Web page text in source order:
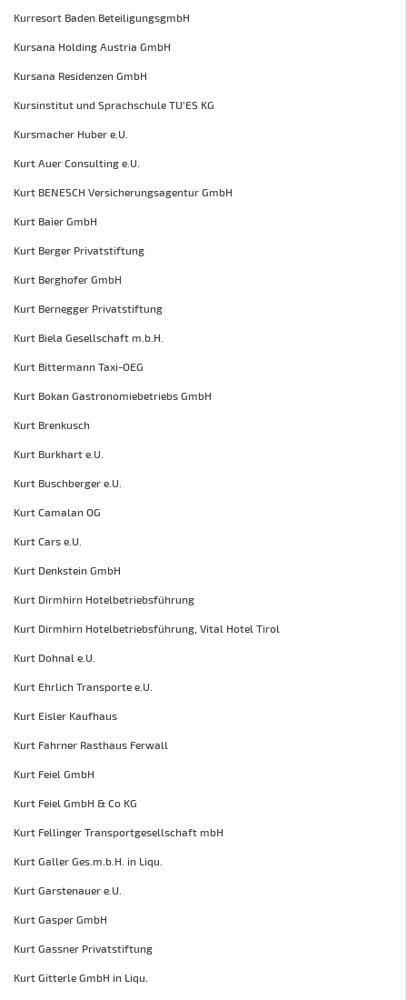
Kurresort Baden BeteiligungsgmbH
Kursana Holding Austria GmbH
Kursana Residenzen GmbH
Kursinstitut und Sprachschule TU'ES KG
Kursmacher Huber e.U.
Kurt Auer Consulting e.U.
Kurt BENESCH Versicherungsagentur GmbH
Kurt Baier GmbH
Kurt Berger Privatstiftung
Kurt Berghofer GmbH
Kurt Bernegger Privatstiftung
Kurt Biela Gesellschaft m.b.H.
Kurt Bittermann Taxi-OEG
Kurt Bokan Gastronomiebetriebs GmbH
Kurt Brenkusch
Kurt Burkhart e.U.
Kurt Buschberger e.U.
Kurt Camalan OG
Kurt Cars e.U.
Kurt Denkstein GmbH
Kurt Dirmhirn Hotelbetriebsführung
Kurt Dirmhirn Hotelbetriebsführung, Vital Hotel Tirol
Kurt Dohnal e.U.
Kurt Ehrlich Transporte e.U.
Kurt Eisler Kaufhaus
Kurt Fahrner Rasthaus Ferwall
Kurt Feiel GmbH
Kurt Feiel GmbH & Co KG
Kurt Fellinger Transportgesellschaft mbH
Kurt Galler Ges.m.b.H. in Liqu.
Kurt Garstenauer e.U.
Kurt Gasper GmbH
Kurt Gassner Privatstiftung
Kurt Gitterle GmbH in Liqu.